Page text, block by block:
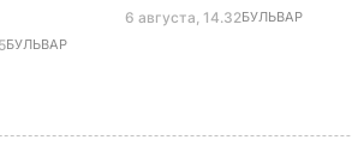
БУЛЬВАР
6 августа, 14.32БУЛЬВАР